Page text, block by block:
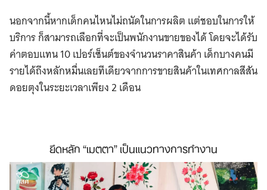
นอกจากนี้หากเด็กคนไหนไม่ถนัดในการผลิต แต่ชอบในการให้
บริการ ก็สามารถเลือกที่จะเป็นพนักงานขายของได้ โดยจะได้รับ
ค่าตอบแทน 10 เปอร์เซ็นต์ของจำนวนราคาสินค้า เด็กบางคนมี
รายได้ถึงหลักหมื่นเลยทีเดียวจากการขายสินค้าในเทศกาลสีสัน
ดอยตุงในระยะเวลาเพียง 2 เดือน
ยึดหลัก “เมตตา” เป็นแนวทางการทำงาน